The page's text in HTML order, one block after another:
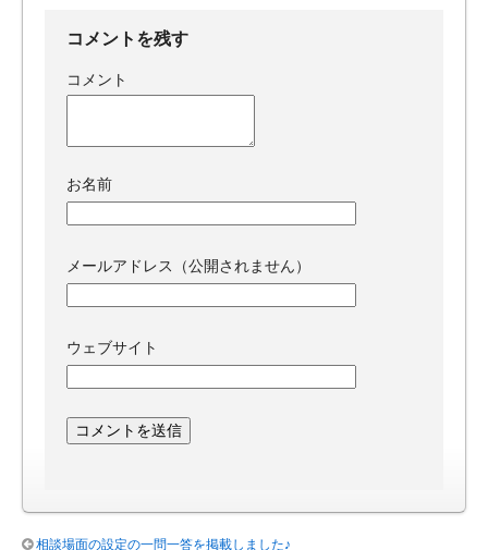
コメントを残す
コメント
お名前
メールアドレス（公開されません）
ウェブサイト
相談場面の設定の一問一答を掲載しました♪